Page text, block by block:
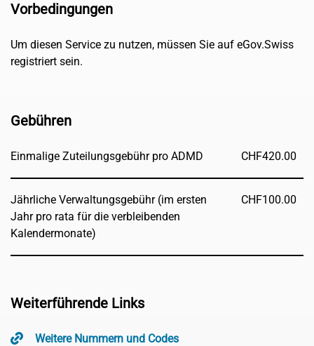
Vorbedingungen
Um diesen Service zu nutzen, müssen Sie auf eGov.Swiss
registriert sein.
Gebühren
Einmalige Zuteilungsgebühr pro ADMD CHF420.00
Jährliche Verwaltungsgebühr (im ersten
Jahr pro rata für die verbleibenden
Kalendermonate)
CHF100.00
Weiterführende Links
Weitere Nummern und Codes